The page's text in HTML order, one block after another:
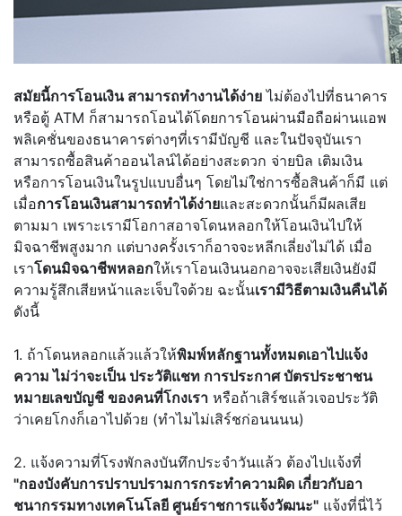
สมัยนี้การโอนเงิน สามารถทำงานได้ง่าย ไม่ต้องไปที่ธนาคาร
หรือตู้ ATM ก็สามารถโอนได้โดยการโอนผ่านมือถือผ่านแอพ
พลิเคชั่นของธนาคารต่างๆที่เรามีบัญชี และในปัจจุบันเรา
สามารถซื้อสินค้าออนไลน์ได้อย่างสะดวก จ่ายบิล เติมเงิน
หรือการโอนเงินในรูปแบบอื่นๆ โดยไม่ใช่การซื้อสินค้าก็มี แต่
เมื่อการโอนเงินสามารถทำได้ง่ายและสะดวกนั้นก็มีผลเสีย
ตามมา เพราะเรามีโอกาสอาจโดนหลอกให้โอนเงินไปให้
มิจฉาชีพสูงมาก แต่บางครั้งเราก็อาจจะหลีกเลี่ยงไม่ได้ เมื่อ
เราโดนมิจฉาชีพหลอกให้เราโอนเงินนอกอาจจะเสียเงินยังมี
ความรู้สึกเสียหน้าและเจ็บใจด้วย ฉะนั้นเรามีวิธีตามเงินคืนได้
ดังนี้
1. ถ้าโดนหลอกแล้วแล้วให้พิมพ์หลักฐานทั้งหมดเอาไปแจ้ง
ความ ไม่ว่าจะเป็น ประวัติแชท การประกาศ บัตรประชาชน
หมายเลขบัญชี ของคนที่โกงเรา หรือถ้าเสิร์ชแล้วเจอประวัติ
ว่าเคยโกงก็เอาไปด้วย (ทำไมไม่เสิร์ชก่อนนนน)
2. แจ้งความที่โรงพักลงบันทึกประจำวันแล้ว ต้องไปแจ้งที่
"กองบังคับการปราบปรามการกระทำความผิด เกี่ยวกับอา
ชนากรรมทางเทคโนโลยี ศูนย์ราชการแจ้งวัฒนะ" แจ้งที่นี่ไว้